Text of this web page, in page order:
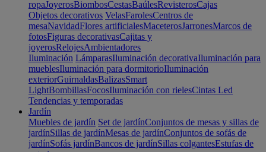
ropaJoyerosBiombosCestasBaúlesRevisterosCajas
Objetos decorativos VelasFarolesCentros de
mesaNavidadFlores artificialesMaceterosJarronesMarcos de
fotosFiguras decorativasCajitas y
joyerosRelojesAmbientadores
Iluminación LámparasIluminación decorativaIluminación para
mueblesIluminación para dormitorioIluminación
exteriorGuirnaldasBalizasSmart
LightBombillasFocosIluminación con rielesCintas Led
Tendencias y temporadas
Jardín
Muebles de jardín Set de jardínConjuntos de mesas y sillas de
jardínSillas de jardínMesas de jardínConjuntos de sofás de
jardínSofás jardínBancos de jardínSillas colgantesEstufas de